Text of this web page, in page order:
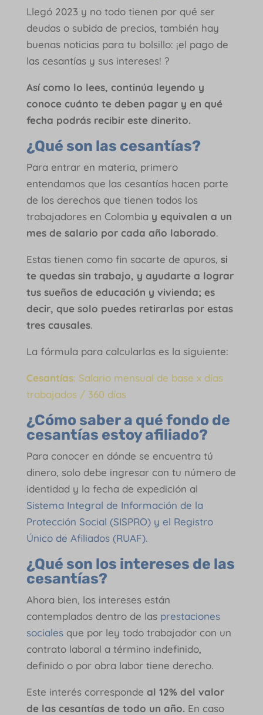
Llegó 2023 y no todo tienen por qué ser
deudas o subida de precios, también hay
buenas noticias para tu bolsillo: ¡el pago de
las cesantías y sus intereses! ?
Así como lo lees, continúa leyendo y
conoce cuánto te deben pagar y en qué
fecha podrás recibir este dinerito.
¿Qué son las cesantías?
Para entrar en materia, primero
entendamos que las cesantías hacen parte
de los derechos que tienen todos los
trabajadores en Colombia y equivalen a un
mes de salario por cada año laborado.
Estas tienen como fin sacarte de apuros, si
te quedas sin trabajo, y ayudarte a lograr
tus sueños de educación y vivienda; es
decir, que solo puedes retirarlas por estas
tres causales.
La fórmula para calcularlas es la siguiente:
Cesantías: Salario mensual de base x días
trabajados / 360 días
¿Cómo saber a qué fondo de
cesantías estoy afiliado?
Para conocer en dónde se encuentra tú
dinero, solo debe ingresar con tu número de
identidad y la fecha de expedición al
Sistema Integral de Información de la
Protección Social (SISPRO) y el Registro
Único de Afiliados (RUAF).
¿Qué son los intereses de las
cesantías?
Ahora bien, los intereses están
contemplados dentro de las prestaciones
socialesque por ley todo trabajador con un
contrato laboral a término indefinido,
definido o por obra labor tiene derecho.
Este interés corresponde al 12% del valor
de las cesantías de todo un año. En caso